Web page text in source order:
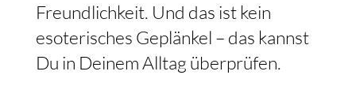
Freundlichkeit. Und das ist kein
esoterisches Geplänkel – das kannst
Du in Deinem Alltag überprüfen.